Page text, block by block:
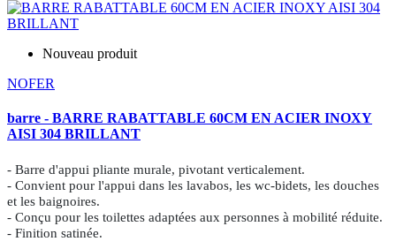
Nouveau produit
NOFER
barre - BARRE RABATTABLE 60CM EN ACIER INOXY
AISI 304 BRILLANT
- Barre d'appui pliante murale, pivotant verticalement.
- Convient pour l'appui dans les lavabos, les wc-bidets, les douches
et les baignoires.
- Conçu pour les toilettes adaptées aux personnes à mobilité réduite.
- Finition satinée.